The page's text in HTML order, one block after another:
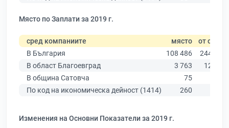
Място по Заплати за 2019 г.
сред компаниите място
от общо
В България
108 486
244 684
В област Благоевград
3 763
12 607
В община Сатовча
75
По код на икономическа дейност (1414)
260
Изменения на Основни Показатели за 2019 г.